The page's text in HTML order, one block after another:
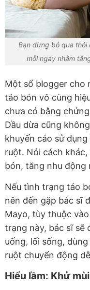
Bạn đừng bỏ qua thói
mỗi ngày nhằm
Một số blogger cho
táo bón vô cùng
chưa có bằng
Dầu dừa cũng
khuyến cáo sử
ruột. Nói cách
bón, tăng nhu động
Nếu tình trạng táo
nên đến gặp bác sĩ
Mayo, tùy thuộc
trạng này, bác sĩ sẽ
uống, lối sống,
ruột chuyển động
Hiểu lầm: Khử